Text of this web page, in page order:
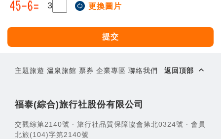
3 更換圖片
提交
主題旅遊 溫泉旅館 票券 企業專區 聯絡我們 返回頂部 expand_less
福泰(綜合)旅行社股份有限公司
交觀綜第2140號 ‧ 旅行社品質保障協會第北0324號 ‧ 會員
北旅(104)字第2140號